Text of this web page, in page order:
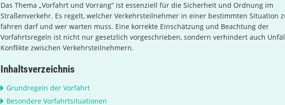
Das Thema „Vorfahrt und Vorrang“ ist essenziell für die Sicherheit und Ordnung im
Straßenverkehr. Es regelt, welcher Verkehrsteilnehmer in einer bestimmten Situation
fahren darf und wer warten muss. Eine korrekte Einschätzung und Beachtung der
Vorfahrtsregeln ist nicht nur gesetzlich vorgeschrieben, sondern verhindert auch
Konflikte zwischen Verkehrsteilnehmern.
Inhaltsverzeichnis
Grundregeln der Vorfahrt
Besondere Vorfahrtsituationen